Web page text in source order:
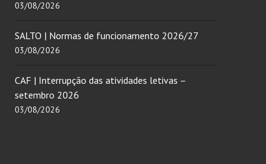
03/08/2026
SALTO | Normas de funcionamento 2026/27
03/08/2026
CAF | Interrupção das atividades letivas –
setembro 2026
03/08/2026